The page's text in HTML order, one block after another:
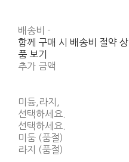
배송비 -
함께 구매 시 배송비 절약 상
품 보기
추가 금액
미듐,라지,
선택하세요.
선택하세요.
미둠 (품절)
라지 (품절)